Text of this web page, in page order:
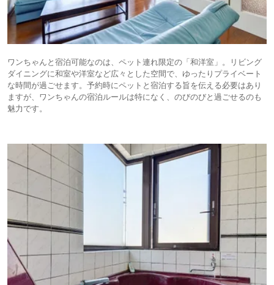
ワンちゃんと宿泊可能なのは、ペット連れ限定の「和洋室」。リビング
ダイニングに和室や洋室など広々とした空間で、ゆったりプライベート
な時間が過ごせます。予約時にペットと宿泊する旨を伝える必要はあり
ますが、ワンちゃんの宿泊ルールは特になく、のびのびと過ごせるのも
魅力です。